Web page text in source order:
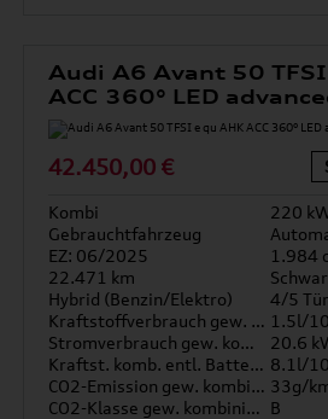
Audi A6 Avant 50
ACC 360° LED
42.450,00 €
Kombi
220
Gebrauchtfahrzeug
EZ: 06/2025
1.984
22.471 km
Hybrid (Benzin/Elektro)
4/5
Kraftstoffverbrauch gew. kombiniert 1.5l/
Stromverbrauch gew. kombiniert
20.6
Kraftst. komb. entl. Batterie 8.1l/
CO2-Emission gew. kombiniert 33g/
CO2-Klasse gew. kombiniert B